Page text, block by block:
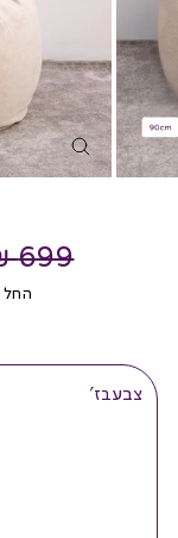
מחיר
699 ₪
צבע
צבעבז'